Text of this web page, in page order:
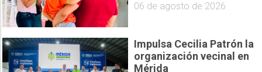
06 de agosto de 2026
Impulsa Cecilia Patrón la
organización vecinal en
Mérida